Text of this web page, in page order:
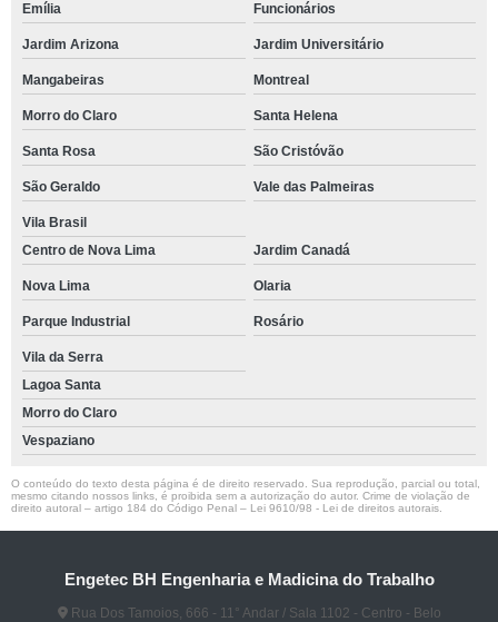
Emília Funcionários
Jardim Arizona Jardim Universitário
Mangabeiras Montreal
Morro do Claro Santa Helena
Santa Rosa São Cristóvão
São Geraldo Vale das Palmeiras
Vila Brasil
Centro de Nova Lima
Jardim Canadá
Nova Lima Olaria
Parque Industrial Rosário
Vila da Serra
Lagoa Santa
Morro do Claro
Vespaziano
O conteúdo do texto desta página é de direito reservado. Sua reprodução, parcial ou total,
mesmo citando nossos links, é proibida sem a autorização do autor. Crime de violação de
direito autoral – artigo 184 do Código Penal – Lei 9610/98 - Lei de direitos autorais
Engetec BH Engenharia e Madicina do Trabalho
Rua Dos Tamoios, 666 - 11° Andar / Sala 1102 - Centro - Belo